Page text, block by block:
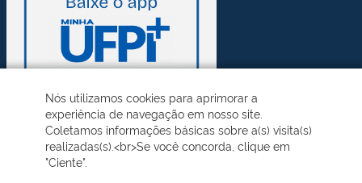
Nós utilizamos cookies para aprimorar a
experiência de navegação em nosso site.
Coletamos informações básicas sobre a(s) visita(s)
realizadas(s).<br>Se você concorda, clique em
"Ciente".